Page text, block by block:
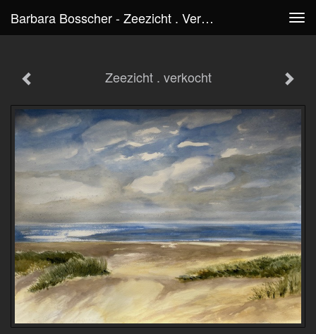
Barbara Bosscher - Zeezicht . Verkocht
Zeezicht . verkocht